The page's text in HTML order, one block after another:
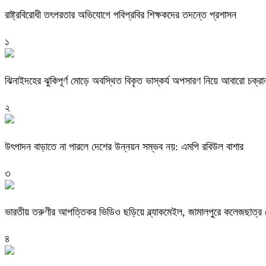
রাষ্ট্রবিরোধী তৎপরতার অভিযোগে পবিপ্রবির শিক্ষকদের তদন্তে প্রশাসন
১
ঝিনাইদহের ঝুকিপূর্ণ মোড়ে অবস্থিত বিকৃত ভাস্কর্য অপসারণ নিয়ে আবারো
২
উৎপাদন বাড়াতে না পারলে দেশের উন্নয়ন সম্ভব নয়: এমপি রবিউল বাশার
৩
ভারতীয় তরুণীর আপত্তিকর ভিডিও ছড়িয়ে ব্ল্যাকমেইল, জামালপুরে কলেজছাত্র
৪